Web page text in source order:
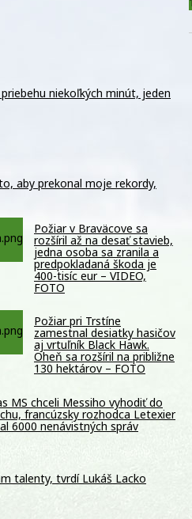
niekoľkých minút, jeden
aby prekonal moje rekordy,
Požiar v Braväcove sa
rozšíril až na desať stavieb,
jedna osoba sa zranila a
predpokladaná škoda je
400-tisíc eur – VIDEO,
FOTO
Požiar pri Trstíne
zamestnal desiatky hasičov
aj vrtuľník Black Hawk.
Oheň sa rozšíril na približne
130 hektárov – FOTO
MS chceli Messiho vyhodiť do
francúzsky rozhodca Letexier
6000 nenávistných správ
talenty, tvrdí Lukáš Lacko